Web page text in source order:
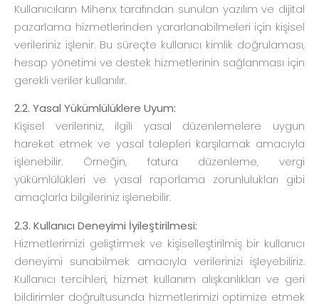
Kullanıcıların Mihenx tarafından sunulan yazılım ve dijital
pazarlama hizmetlerinden yararlanabilmeleri için kişisel
verileriniz işlenir. Bu süreçte kullanıcı kimlik doğrulaması,
hesap yönetimi ve destek hizmetlerinin sağlanması için
gerekli veriler kullanılır.
2.2. Yasal Yükümlülüklere Uyum:
Kişisel verileriniz, ilgili yasal düzenlemelere uygun
hareket etmek ve yasal talepleri karşılamak amacıyla
işlenebilir. Örneğin, fatura düzenleme, vergi
yükümlülükleri ve yasal raporlama zorunlulukları gibi
amaçlarla bilgileriniz işlenebilir.
2.3. Kullanıcı Deneyimi İyileştirilmesi:
Hizmetlerimizi geliştirmek ve kişiselleştirilmiş bir kullanıcı
deneyimi sunabilmek amacıyla verilerinizi işleyebiliriz.
Kullanıcı tercihleri, hizmet kullanım alışkanlıkları ve geri
bildirimler doğrultusunda hizmetlerimizi optimize etmek